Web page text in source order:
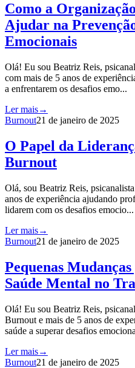
Como a
Ajudar na
Emocionais
Olá! Eu sou Beatriz Reis,
com mais de 5 anos de
a enfrentarem os desafios emo...
Ler mais→
Burnout21 de janeiro de 2025
O Papel da
Burnout
Olá, sou Beatriz Reis,
anos de experiência ajudando
lidarem com os desafios emocio...
Ler mais→
Burnout21 de janeiro de 2025
Pequenas
Saúde Mental no
Olá! Eu sou Beatriz Reis,
Burnout e mais de 5 anos de
saúde a superar desafios
Ler mais→
Burnout21 de janeiro de 2025